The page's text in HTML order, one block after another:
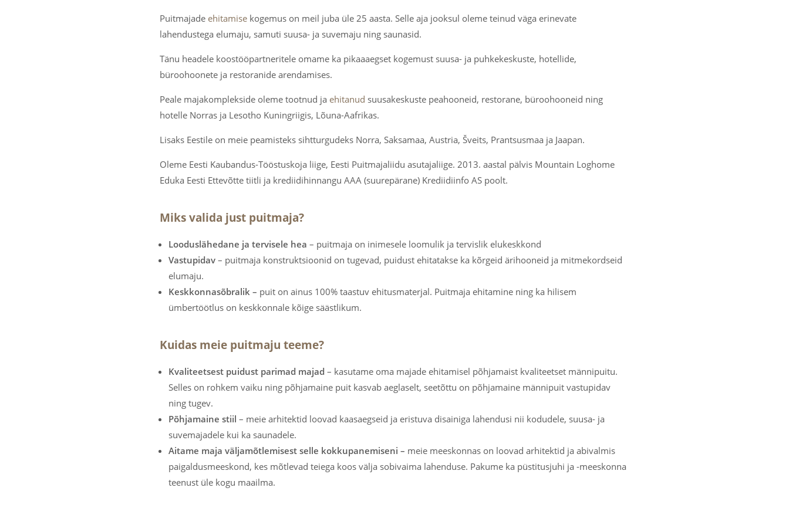
Puitmajade ehitamise kogemus on meil juba üle 25 aasta. Selle aja jooksul oleme teinud väga erinevate
lahendustega elumaju, samuti suusa- ja suvemaju ning saunasid.
Tänu headele koostööpartneritele omame ka pikaaaegset kogemust suusa- ja puhkekeskuste, hotellide,
büroohoonete ja restoranide arendamises.
Peale majakomplekside oleme tootnud ja ehitanud suusakeskuste peahooneid, restorane, büroohooneid ning
hotelle Norras ja Lesotho Kuningriigis, Lõuna-Aafrikas.
Lisaks Eestile on meie peamisteks sihtturgudeks Norra, Saksamaa, Austria, Šveits, Prantsusmaa ja Jaapan.
Oleme Eesti Kaubandus-Tööstuskoja liige, Eesti Puitmajaliidu asutajaliige. 2013. aastal pälvis Mountain Loghome
Eduka Eesti Ettevõtte tiitli ja krediidihinnangu AAA (suurepärane) Krediidiinfo AS poolt.
Miks valida just puitmaja?
Looduslähedane ja tervisele hea – puitmaja on inimesele loomulik ja tervislik elukeskkond
Vastupidav – puitmaja konstruktsioonid on tugevad, puidust ehitatakse ka kõrgeid ärihooneid ja mitmekordseid
elumaju.
Keskkonnasõbralik – puit on ainus 100% taastuv ehitusmaterjal. Puitmaja ehitamine ning ka hilisem
ümbertöötlus on keskkonnale kõige säästlikum.
Kuidas meie puitmaju teeme?
Kvaliteetsest puidust parimad majad – kasutame oma majade ehitamisel põhjamaist kvaliteetset männipuitu.
Selles on rohkem vaiku ning põhjamaine puit kasvab aeglaselt, seetõttu on põhjamaine männipuit vastupidav
ning tugev.
Põhjamaine stiil – meie arhitektid loovad kaasaegseid ja eristuva disainiga lahendusi nii kodudele, suusa- ja
suvemajadele kui ka saunadele.
Aitame maja väljamõtlemisest selle kokkupanemiseni – meie meeskonnas on loovad arhitektid ja abivalmis
paigaldusmeeskond, kes mõtlevad teiega koos välja sobivaima lahenduse. Pakume ka püstitusjuhi ja -meeskonna
teenust üle kogu maailma.